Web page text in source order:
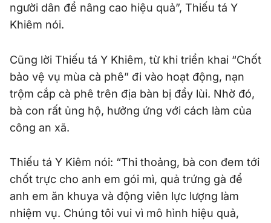
người dân để nâng cao hiệu quả”, Thiếu tá Y
Khiêm nói.
Cũng lời Thiếu tá Y Khiêm, từ khi triển khai “Chốt
bảo vệ vụ mùa cà phê” đi vào hoạt động, nạn
trộm cắp cà phê trên địa bàn bị đẩy lùi. Nhờ đó,
bà con rất ủng hộ, hưởng ứng với cách làm của
công an xã.
Thiếu tá Y Kiêm nói: “Thi thoảng, bà con đem tới
chốt trực cho anh em gói mì, quả trứng gà để
anh em ăn khuya và động viên lực lượng làm
nhiệm vụ. Chúng tôi vui vì mô hình hiệu quả,